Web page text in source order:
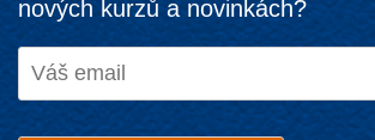
nových kurzů a novinkách?